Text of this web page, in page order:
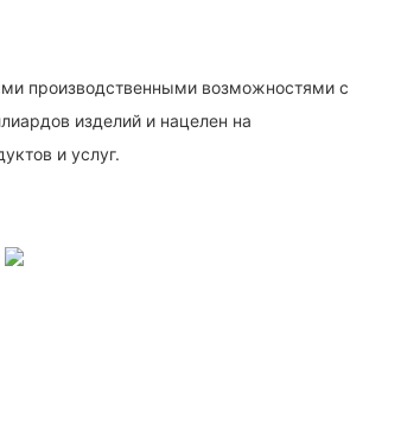
производственными возможностями с
изделий и нацелен на
и услуг.